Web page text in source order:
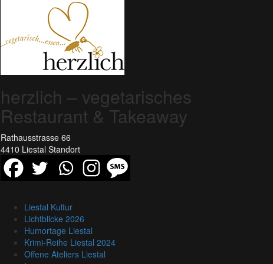
herzlich – vegetarisches
Restaurant & Takeaway
Rathausstrasse 66
4410 Liestal Standort
Liestal Kultur
Lichtblicke 2026
Humortage Liestal
Krimi-Reihe Liestal 2024
Offene Ateliers Liestal